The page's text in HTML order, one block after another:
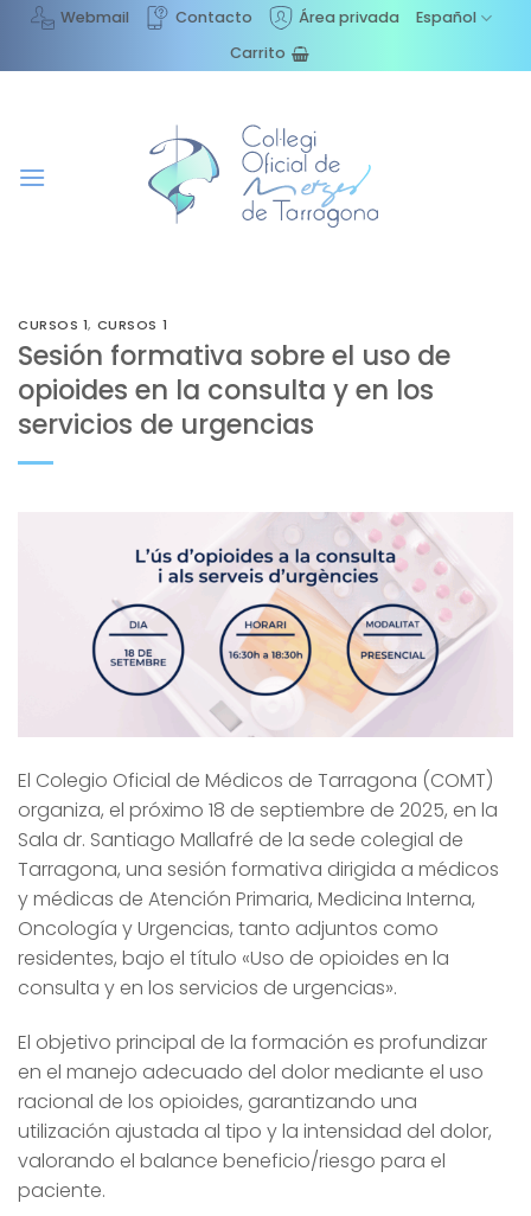
Saltar
contenido
Webmail Contacto Área privada
Español
Carrito
CURSOS 1, CURSOS 1
Sesión formativa sobre el uso de
opioides en la consulta y en los
servicios de urgencias
El Colegio Oficial de Médicos de Tarragona (COMT)
organiza, el próximo 18 de septiembre de 2025, en la
Sala dr. Santiago Mallafré de la sede colegial de
Tarragona, una sesión formativa dirigida a médicos
y médicas de Atención Primaria, Medicina Interna,
Oncología y Urgencias, tanto adjuntos como
residentes, bajo el título «Uso de opioides en la
consulta y en los servicios de urgencias».
El objetivo principal de la formación es profundizar
en el manejo adecuado del dolor mediante el uso
racional de los opioides, garantizando una
utilización ajustada al tipo y la intensidad del dolor,
valorando el balance beneficio/riesgo para el
paciente.